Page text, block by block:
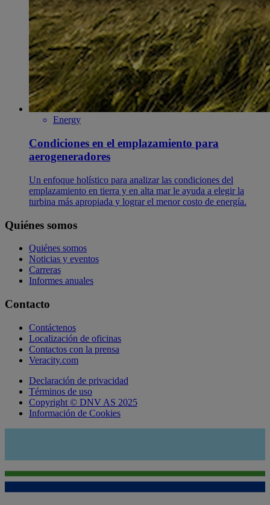
Energy
Condiciones en el emplazamiento para
aerogeneradores
Un enfoque holístico para analizar las condiciones del
emplazamiento en tierra y en alta mar le ayuda a elegir la
turbina más apropiada y lograr el menor costo de energía.
Quiénes somos
Quiénes somos
Noticias y eventos
Carreras
Informes anuales
Contacto
Contáctenos
Localización de oficinas
Contactos con la prensa
Veracity.com
Declaración de privacidad
Términos de uso
Copyright © DNV AS 2025
Información de Cookies